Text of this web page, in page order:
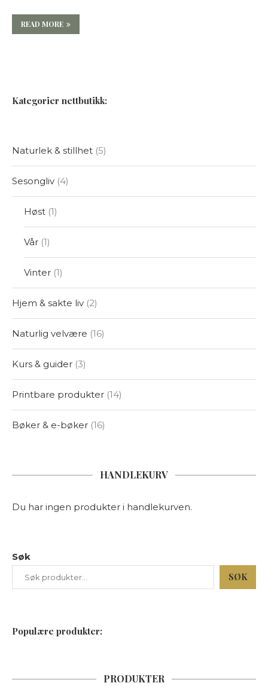
READ MORE
Kategorier nettbutikk:
Naturlek & stillhet 5
Sesongliv 4
Høst 1
Vår 1
Vinter 1
Hjem & sakte liv 2
Naturlig velvære 16
Kurs & guider 3
Printbare produkter 14
Bøker & e-bøker 16
HANDLEKURV
Du har ingen produkter i handlekurven.
Søk
SØK
Populære produkter:
PRODUKTER